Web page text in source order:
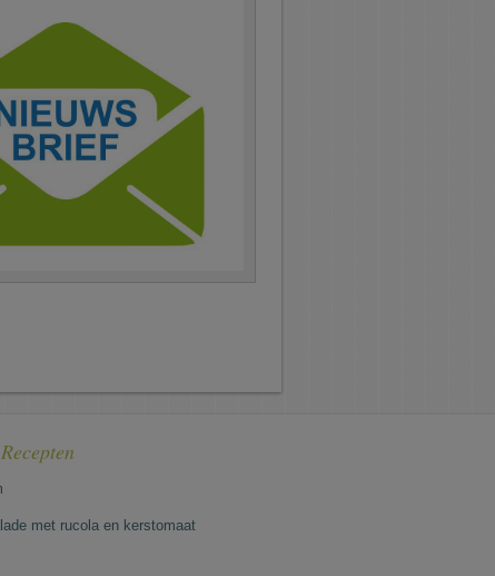
met rucola en kerstomaat